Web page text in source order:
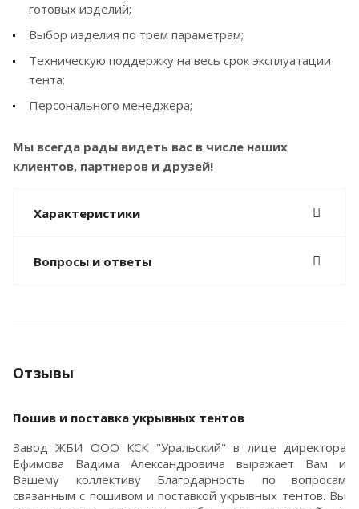
готовых изделий;
Выбор изделия по трем параметрам;
Техническую поддержку на весь срок эксплуатации
тента;
Персонального менеджера;
Мы всегда рады видеть вас в числе наших
клиентов, партнеров и друзей!
Характеристики
Вопросы и ответы
Отзывы
Пошив и поставка укрывных тентов
Завод ЖБИ ООО КСК "Уральский" в лице директора
Ефимова Вадима Александровича выражает Вам и
Вашему коллективу Благодарность по вопросам
связанным с пошивом и поставкой укрывных тентов. Вы